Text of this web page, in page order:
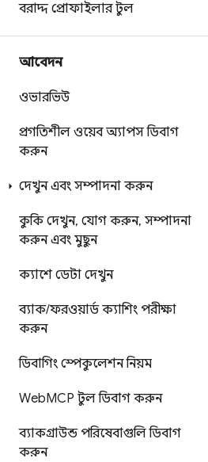
বরাদ্দ প্রোফাইলার টুল
আবেদন
ওভারভিউ
প্রগতিশীল ওয়েব অ্যাপস ডিবাগ
করুন
দেখুন এবং সম্পাদনা করুন
কুকি দেখুন, যোগ করুন, সম্পাদনা
করুন এবং মুছুন
ক্যাশে ডেটা দেখুন
ব্যাক/ফরওয়ার্ড ক্যাশিং পরীক্ষা
করুন
ডিবাগিং স্পেকুলেশন নিয়ম
WebMCP টুল ডিবাগ করুন
ব্যাকগ্রাউন্ড পরিষেবাগুলি ডিবাগ
করুন